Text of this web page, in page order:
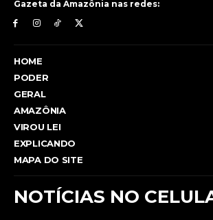
Gazeta da Amazônia nas redes:
HOME
PODER
GERAL
AMAZÔNIA
VIROU LEI
EXPLICANDO
MAPA DO SITE
NOTÍCIAS NO